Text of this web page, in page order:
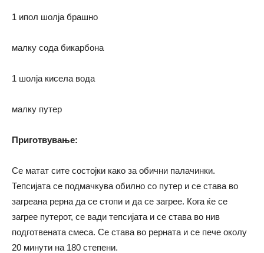
1 ипол шолја брашно
малку сода бикарбона
1 шолја кисела вода
малку путер
Приготвување:
Се матат сите состојки како за обични палачинки.
Тепсијата се подмачкува обилно со путер и се става во
загреана рерна да се стопи и да се загрее. Кога ќе се
загрее путерот, се вади тепсијата и се става во нив
подготвената смеса. Се става во рерната и се пече околу
20 минути на 180 степени.